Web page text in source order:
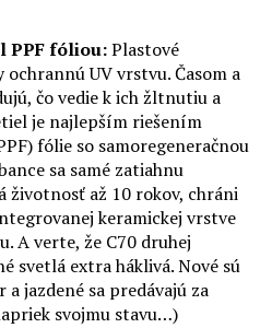
PPF fóliou:Plastové
UV vrstvu. Časom a
čo vedie k ich žltnutiu a
je najlepším riešením
fólie so samoregeneračnou
sa samé zatiahnu
životnosť až 10 rokov, chráni
keramickej vrstve
A verte, že C70 druhej
svetlá extra háklivá. Nové sú
jazdené sa predávajú za
svojmu stavu…)